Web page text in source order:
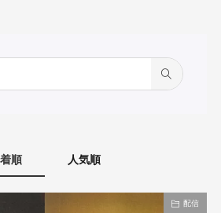
順 人気順
配信